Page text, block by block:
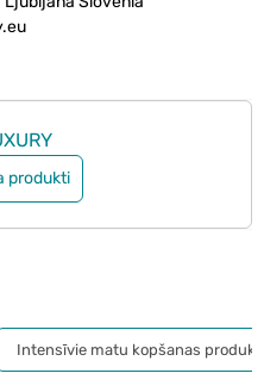
produkti
Intensīvie matu kopšanas produkti